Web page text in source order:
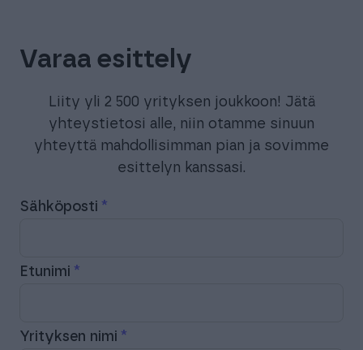
Varaa esittely
Liity yli 2 500 yrityksen joukkoon! Jätä
yhteystietosi alle, niin otamme sinuun
yhteyttä mahdollisimman pian ja sovimme
esittelyn kanssasi.
Sähköposti
Etunimi
Yrityksen nimi